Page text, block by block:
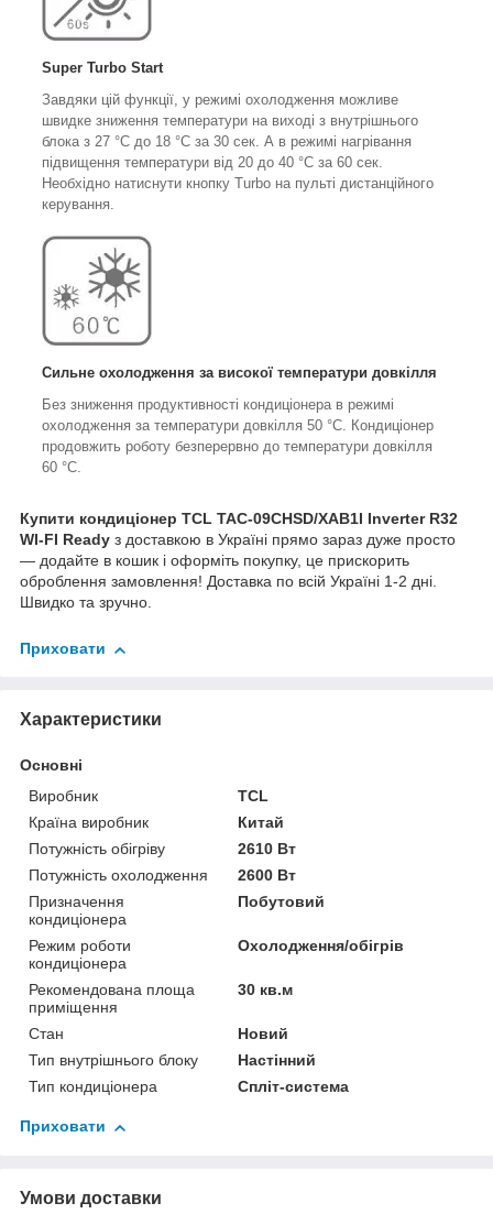
Super Turbo Start
Завдяки цій функції, у режимі охолодження можливе
швидке зниження температури на виході з внутрішнього
блока з 27 °C до 18 °C за 30 сек. А в режимі нагрівання
підвищення температури від 20 до 40 °C за 60 сек.
Необхідно натиснути кнопку Turbo на пульті дистанційного
керування.
Сильне охолодження за високої температури довкілля
Без зниження продуктивності кондиціонера в режимі
охолодження за температури довкілля 50 °C. Кондиціонер
продовжить роботу безперервно до температури довкілля
60 °C.
Купити кондиціонер TCL TAC-09CHSD/XAB1I Inverter R32
WI-FI Ready з доставкою в Україні прямо зараз дуже просто
— додайте в кошик і оформіть покупку, це прискорить
оброблення замовлення! Доставка по всій Україні 1-2 дні.
Швидко та зручно.
Приховати
Характеристики
Основні
Виробник
TCL
Країна виробник
Китай
Потужність обігріву
2610 Вт
Потужність охолодження
2600 Вт
Призначення
кондиціонера
Побутовий
Режим роботи
кондиціонера
Охолодження/обігрів
Рекомендована площа
приміщення
30 кв.м
Стан
Новий
Тип внутрішнього блоку
Настінний
Тип кондиціонера
Спліт-система
Приховати
Умови доставки